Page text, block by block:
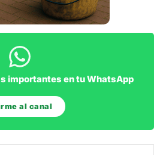
importantes en tu WhatsApp
al canal